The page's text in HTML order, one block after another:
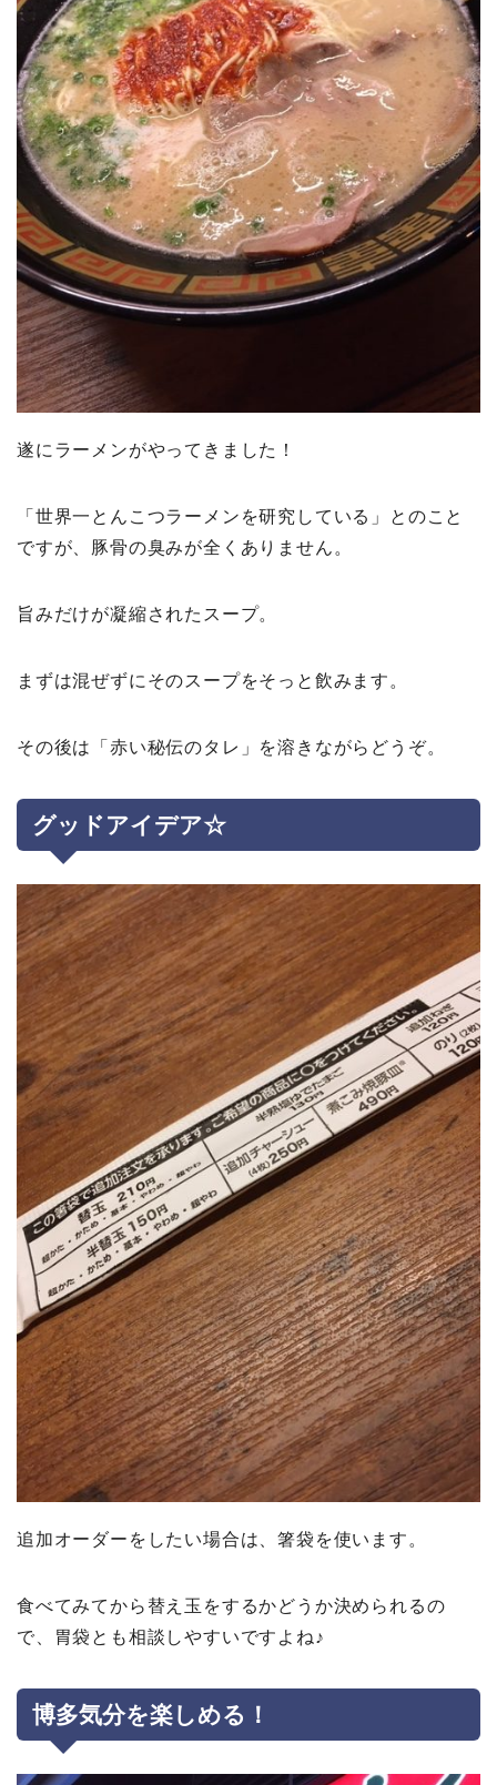
遂にラーメンがやってきました！
「世界一とんこつラーメンを研究している」とのこと
ですが、豚骨の臭みが全くありません。
旨みだけが凝縮されたスープ。
まずは混ぜずにそのスープをそっと飲みます。
その後は「赤い秘伝のタレ」を溶きながらどうぞ。
グッドアイデア☆
追加オーダーをしたい場合は、箸袋を使います。
食べてみてから替え玉をするかどうか決められるの
で、胃袋とも相談しやすいですよね♪
博多気分を楽しめる！